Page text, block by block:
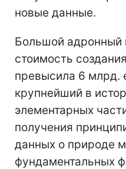
новые данные.
Большой адронный
стоимость
превысила 6 млрд.
крупнейший в
элементарных
получения
данных о природе
фундаментальных